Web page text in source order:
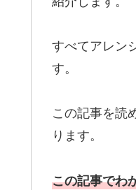
すべてアレン
す。
この記事を読
ります。
この記事でわ